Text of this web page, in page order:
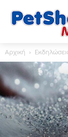
Αρχική